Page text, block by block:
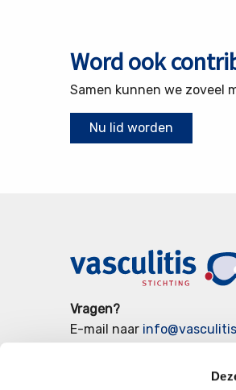
Word ook
Samen kunnen we zoveel
Nu lid worden
Vragen?
E-mail naar
Elke werkdag van 10:00 –